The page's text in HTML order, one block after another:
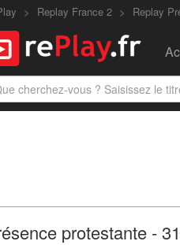
Replay France 2 Replay
protestante -